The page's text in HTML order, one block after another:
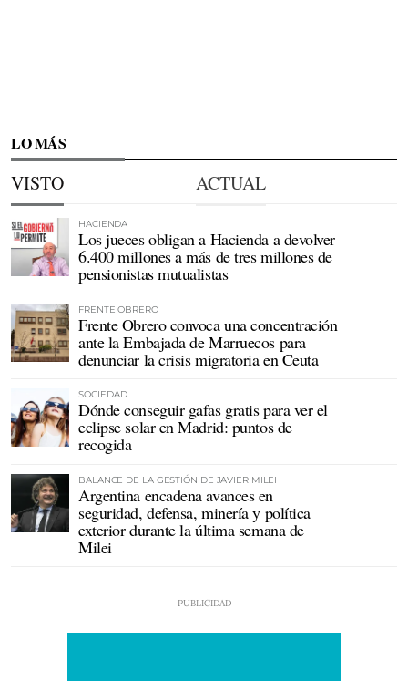
LO MÁS
VISTO ACTUAL
HACIENDA
Los jueces obligan a Hacienda a devolver
6.400 millones a más de tres millones de
pensionistas mutualistas
FRENTE OBRERO
Frente Obrero convoca una concentración
ante la Embajada de Marruecos para
denunciar la crisis migratoria en Ceuta
SOCIEDAD
Dónde conseguir gafas gratis para ver el
eclipse solar en Madrid: puntos de
recogida
BALANCE DE LA GESTIÓN DE JAVIER MILEI
Argentina encadena avances en
seguridad, defensa, minería y política
exterior durante la última semana de
Milei